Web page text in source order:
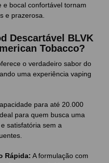
e bocal confortável tornam
e prazerosa.
Descartável BLVK
Tobacco?
o verdadeiro sabor do
uma experiência vaping
para até 20.000
para quem busca uma
satisfatória sem a
Rápida: A formulação com